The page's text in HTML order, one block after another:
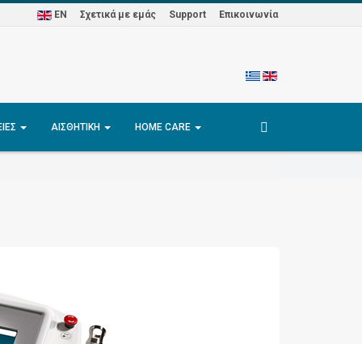
EN Σχετικά με εμάς Support Επικοινωνία
ΑΙΣΘΗΤΙΚΉ HOME CARE